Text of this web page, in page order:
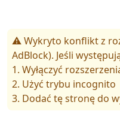
⚠️ Wykryto konflikt z
AdBlock). Jeśli
1. Wyłączyć
2. Użyć trybu incognito
3. Dodać tę stronę do